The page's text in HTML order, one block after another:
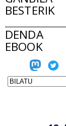
BESTERIK
DENDA
EBOOK